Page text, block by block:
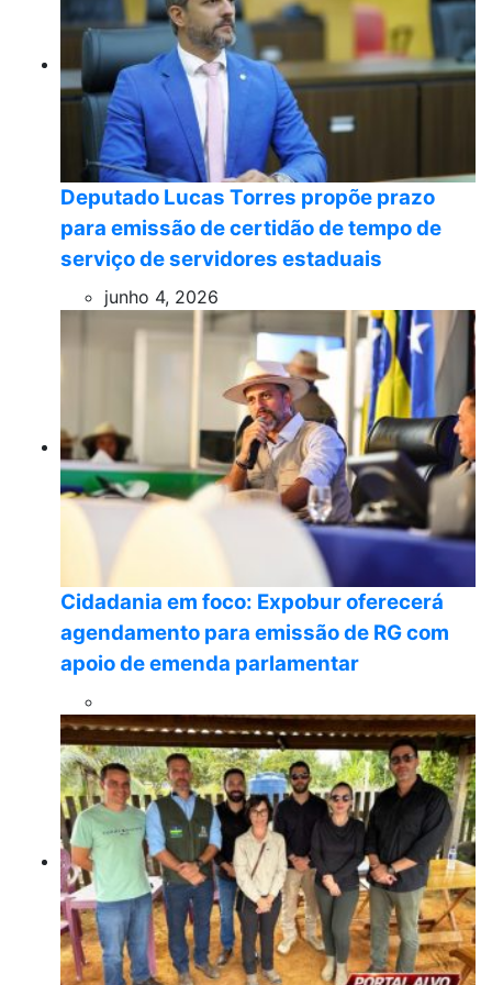
Deputado Lucas Torres propõe prazo
para emissão de certidão de tempo de
serviço de servidores estaduais
junho 4, 2026
Cidadania em foco: Expobur oferecerá
agendamento para emissão de RG com
apoio de emenda parlamentar